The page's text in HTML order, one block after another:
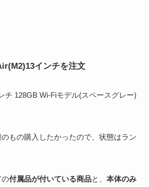
インチを注文
チ 128GB Wi-Fiモデル(スペースグレー)
もの購入したかったので、状態はラン
の付属品が付いている商品と、 本体のみ